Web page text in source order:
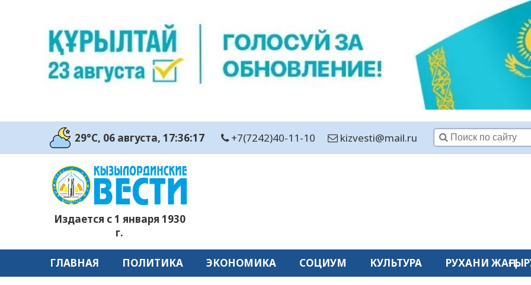
29°C, 06 августа, 17:36:18 +7(7242)40-11-10 kizvesti@mail.ru
Издается с 1 января 1930
г.
ГЛАВНАЯ ПОЛИТИКА ЭКОНОМИКА СОЦИУМ КУЛЬТУРА РУХАНИ